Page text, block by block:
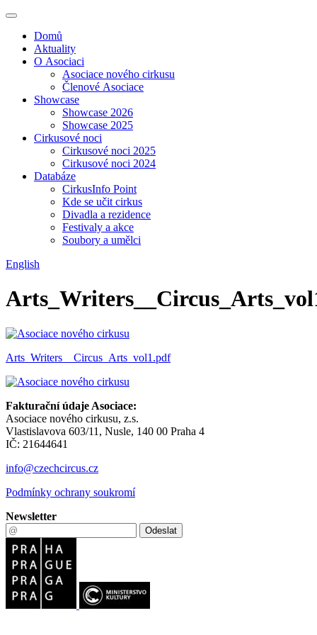
Domů
Aktuality
O Asociaci
Asociace nového cirkusu
Členové Asociace
Showcase
Showcase 2026
Showcase 2025
Cirkusové noci
Cirkusové noci 2025
Cirkusové noci 2024
Databáze
CirkusInfo Point
Kde se učit cirkus
Divadla a rezidence
Festivaly a akce
Soubory a umělci
English
Arts_Writers__Circus_Arts_vol1.pdf
Fakturační údaje Asociace:
Asociace nového cirkusu, z.s.
Vlastislavova 603/11, Nusle, 140 00 Praha 4
IČ: 21644641
info@czechcircus.cz
Podmínky ochrany soukromí
Newsletter
Odeslat